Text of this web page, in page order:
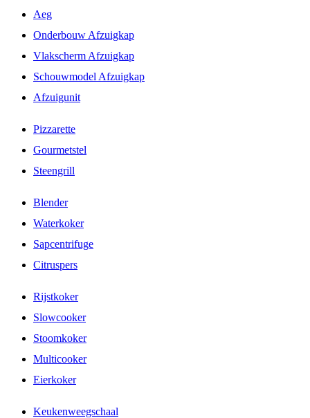
Aeg
Onderbouw Afzuigkap
Vlakscherm Afzuigkap
Schouwmodel Afzuigkap
Afzuigunit
Pizzarette
Gourmetstel
Steengrill
Blender
Waterkoker
Sapcentrifuge
Citruspers
Rijstkoker
Slowcooker
Stoomkoker
Multicooker
Eierkoker
Keukenweegschaal